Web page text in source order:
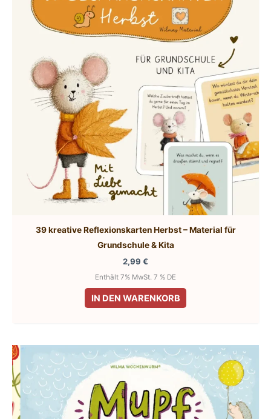
39 kreative Reflexionskarten Herbst – Material für
Grundschule & Kita
2,99 €
Enthält 7% MwSt. 7 % DE
IN DEN WARENKORB